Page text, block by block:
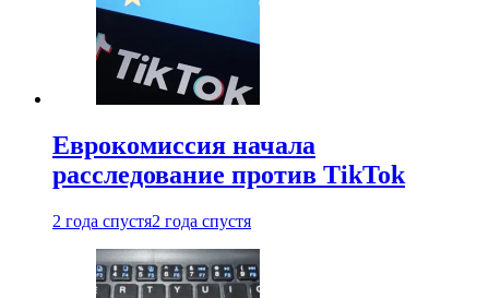
Еврокомиссия начала
расследование против TikTok
2 года спустя2 года спустя